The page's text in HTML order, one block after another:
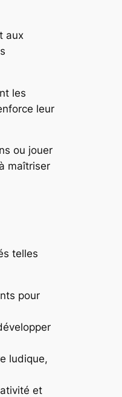
aux
les
leur
ou jouer
maîtriser
telles
pour
ludique,
et